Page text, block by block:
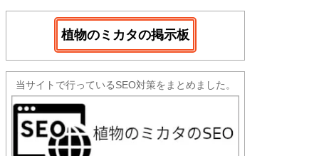
植物のミカタの掲示板
当サイトで行っているSEO対策をまとめました。